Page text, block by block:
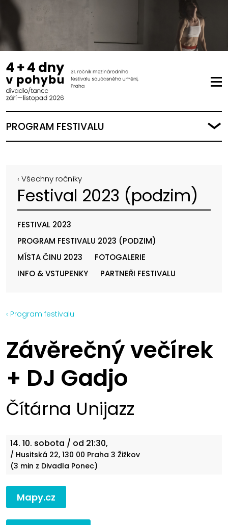
PROGRAM FESTIVALU
‹ Všechny ročníky
Festival 2023 (podzim)
FESTIVAL 2023
PROGRAM FESTIVALU 2023 (PODZIM)
MÍSTA ČINU 2023
FOTOGALERIE
INFO & VSTUPENKY
PARTNEŘI FESTIVALU
‹ Program festivalu
Závěrečný večírek
+ DJ Gadjo
Čítárna Unijazz
14. 10. sobota / od 21:30,
/ Husitská 22, 130 00 Praha 3 Žižkov
(3 min z Divadla Ponec)
Mapy.cz